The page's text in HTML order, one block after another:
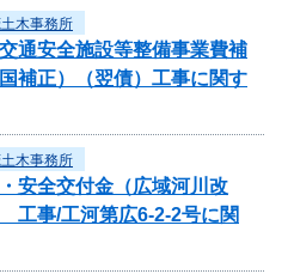
木事務所
通安全施設等整備事業費補
補正）（翌債）工事に関す
木事務所
安全交付金（広域河川改
工事/工河第広6-2-2号に関